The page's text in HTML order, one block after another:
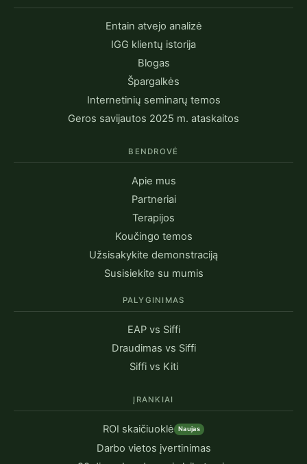
Entain atvejo analizė
IGG klientų istorija
Blogas
Špargalkės
Internetinių seminarų temos
Geros savijautos 2025 m. ataskaitos
BENDROVĖ
Apie mus
Partneriai
Terapijos
Koučingo temos
Užsisakykite demonstraciją
Susisiekite su mumis
PALYGINIMAS
EAP vs Siffi
Draudimas vs Siffi
Siffi vs Kiti
ĮRANKIAI
ROI skaičiuoklė Naujas
Darbo vietos įvertinimas